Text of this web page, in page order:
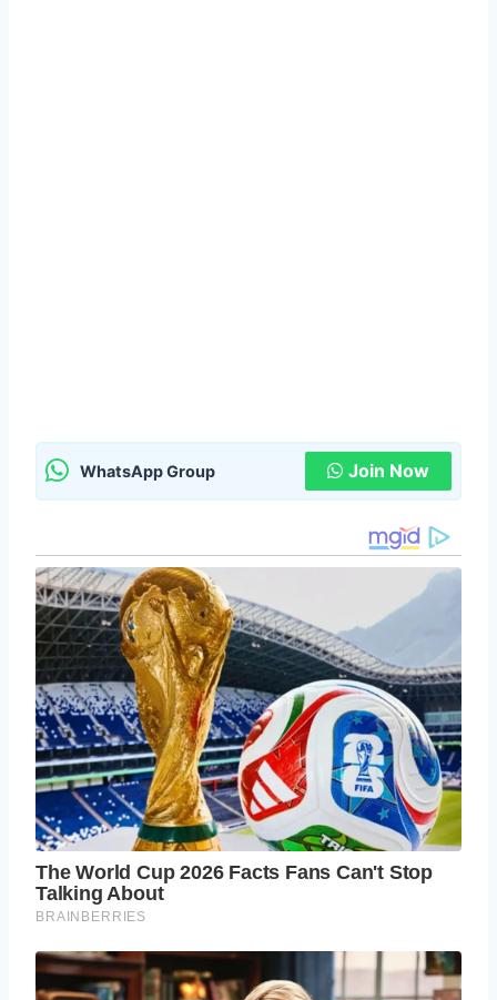
WhatsApp Group Join Now